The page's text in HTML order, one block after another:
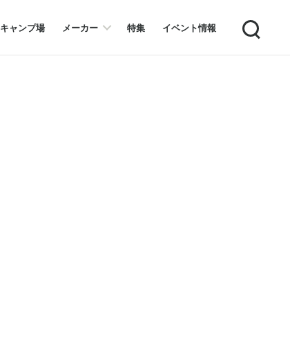
キャンプ場 メーカー 特集 イベント情報 Search